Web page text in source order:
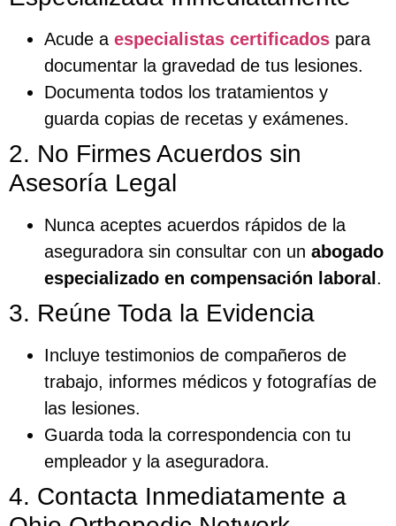
Acude a especialistas certificados para
documentar la gravedad de tus lesiones.
Documenta todos los tratamientos y
guarda copias de recetas y exámenes.
2. No Firmes Acuerdos sin
Asesoría Legal
Nunca aceptes acuerdos rápidos de la
aseguradora sin consultar con un abogado
especializado en compensación laboral .
3. Reúne Toda la Evidencia
Incluye testimonios de compañeros de
trabajo, informes médicos y fotografías de
las lesiones.
Guarda toda la correspondencia con tu
empleador y la aseguradora.
4. Contacta Inmediatamente a